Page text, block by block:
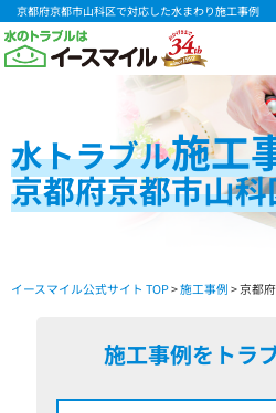
京都府京都市山科区で対応した水まわり施工事例
水トラブル施工
京都府京都市山科
イースマイル公式サイト TOP>施工事例 > 京都
施工事例をトラ